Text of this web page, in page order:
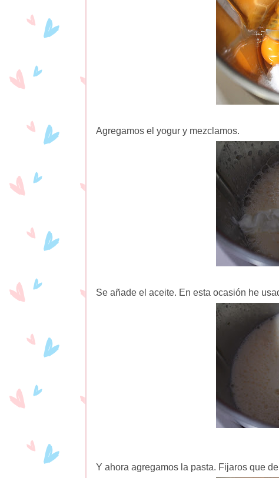
Agregamos el yogur y mezclamos.
Se añade el aceite. En esta ocasión he
Y ahora agregamos la pasta. Fijaros que